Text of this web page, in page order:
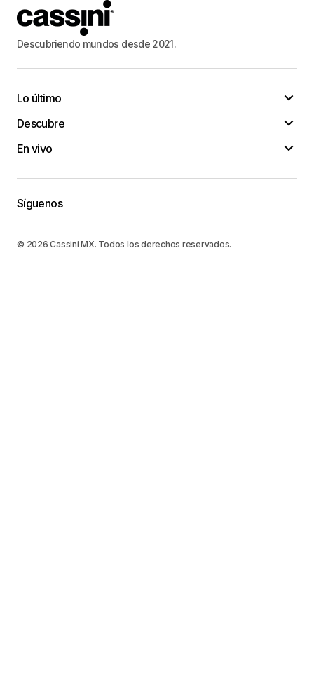
Descubriendo mundos desde 2021.
Lo último
Descubre
En vivo
Síguenos
© 2026 Cassini MX. Todos los derechos reservados.